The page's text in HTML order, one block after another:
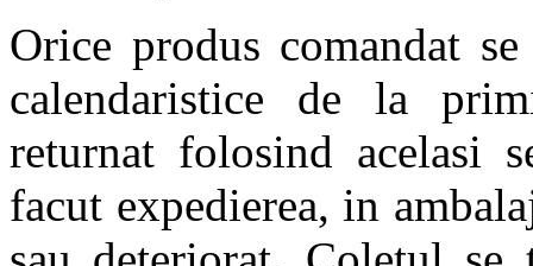
Orice produs comandat
calendaristice de la
returnat folosind acelasi
facut expedierea, in